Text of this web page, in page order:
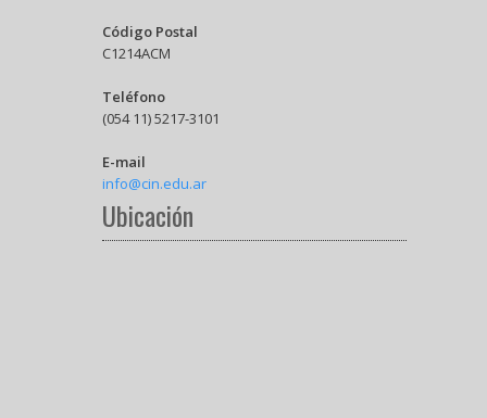
Código Postal
C1214ACM
Teléfono
(054 11) 5217-3101
E-mail
info@cin.edu.ar
Ubicación